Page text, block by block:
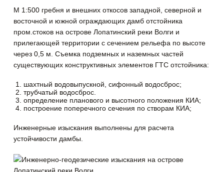
М 1:500 гребня и внешних откосов западной, северной и
восточной и южной ограждающих дамб отстойника
пром.стоков на острове Лопатинский реки Волги и
прилегающей территории с сечением рельефа по высоте
через 0,5 м. Съемка подземных и наземных частей
существующих конструктивных элементов ГТС отстойника:
шахтный водовыпускной, сифонный водосброс;
трубчатый водосброс.
определение планового и высотного положения КИА;
построение поперечного сечения по створам КИА;
Инженерные изыскания выполнены для расчета
устойчивости дамбы.